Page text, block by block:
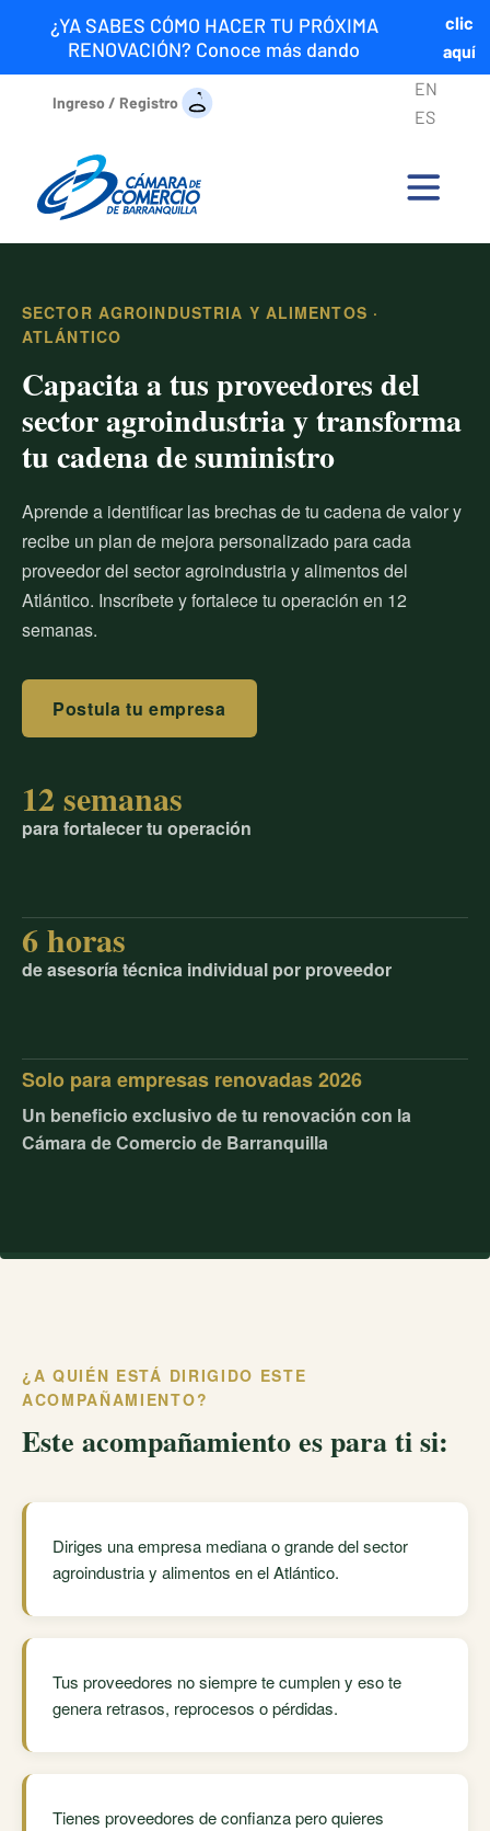
¿YA SABES CÓMO HACER TU PRÓXIMA
RENOVACIÓN? Conoce más dando
clic
aquí
Ingreso / Registro
EN
ES
SECTOR AGROINDUSTRIA Y ALIMENTOS ·
ATLÁNTICO
Capacita a tus proveedores del
sector agroindustria y transforma
tu cadena de suministro
Aprende a identificar las brechas de tu cadena de valor y
recibe un plan de mejora personalizado para cada
proveedor del sector agroindustria y alimentos del
Atlántico. Inscríbete y fortalece tu operación en 12
semanas.
Postula tu empresa
12 semanas
para fortalecer tu operación
6 horas
de asesoría técnica individual por proveedor
Solo para empresas renovadas 2026
Un beneficio exclusivo de tu renovación con la
Cámara de Comercio de Barranquilla
¿A QUIÉN ESTÁ DIRIGIDO ESTE
ACOMPAÑAMIENTO?
Este acompañamiento es para ti si:
Diriges una empresa mediana o grande del sector
agroindustria y alimentos en el Atlántico.
Tus proveedores no siempre te cumplen y eso te
genera retrasos, reprocesos o pérdidas.
Tienes proveedores de confianza pero quieres